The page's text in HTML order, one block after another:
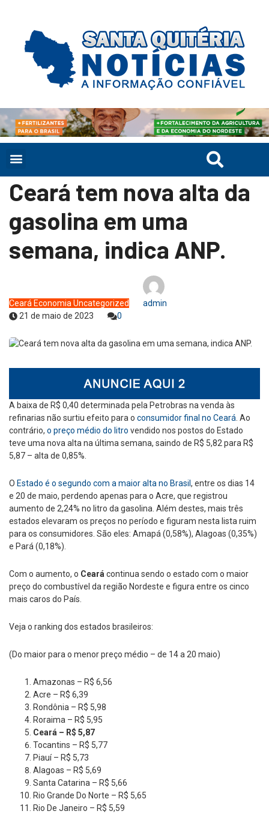
Ceará tem nova alta da
gasolina em uma
semana, indica ANP.
Ceará Economia Uncategorized
admin
21 de maio de 2023
0
A baixa de R$ 0,40 determinada pela Petrobras na venda às
refinarias não surtiu efeito para o consumidor final no Ceará . Ao
contrário, o preço médio do litro vendido nos postos do Estado
teve uma nova alta na última semana, saindo de R$ 5,82 para R$
5,87 – alta de 0,85%.
O Estado é o segundo com a maior alta no Brasil , entre os dias 14
e 20 de maio, perdendo apenas para o Acre, que registrou
aumento de 2,24% no litro da gasolina. Além destes, mais três
estados elevaram os preços no período e figuram nesta lista ruim
para os consumidores. São eles: Amapá (0,58%), Alagoas (0,35%)
e Pará (0,18%).
Com o aumento, o Ceará continua sendo o estado com o maior
preço do combustível da região Nordeste e figura entre os cinco
mais caros do País.
Veja o ranking dos estados brasileiros:
(Do maior para o menor preço médio – de 14 a 20 maio)
Amazonas – R$ 6,56
Acre – R$ 6,39
Rondônia – R$ 5,98
Roraima – R$ 5,95
Ceará – R$ 5,87
Tocantins – R$ 5,77
Piauí – R$ 5,73
Alagoas – R$ 5,69
Santa Catarina – R$ 5,66
Rio Grande Do Norte – R$ 5,65
Rio De Janeiro – R$ 5,59